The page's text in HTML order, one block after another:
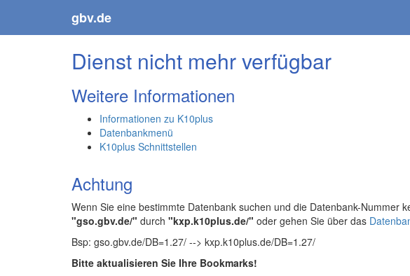
gbv.de
Dienst nicht mehr verfügbar
Weitere Informationen
Informationen zu K10plus
Datenbankmenü
K10plus Schnittstellen
Achtung
Wenn Sie eine bestimmte Datenbank suchen und die Datenbank-Nummer
"gso.gbv.de/" durch "kxp.k10plus.de/" oder gehen Sie über das
Bsp: gso.gbv.de/DB=1.27/ --> kxp.k10plus.de/DB=1.27/
Bitte aktualisieren Sie Ihre Bookmarks!